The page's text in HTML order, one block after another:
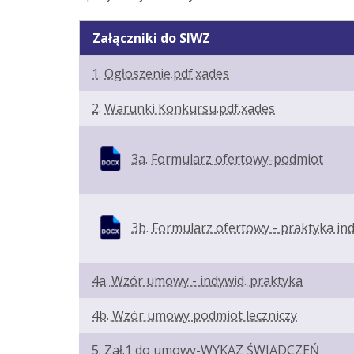
Załączniki do SIWZ
1. Ogłoszenie.pdf.xades
2. Warunki Konkursu.pdf.xades
3a. Formularz ofertowy-podmiot
3b. Formularz ofertowy - praktyka
4a. Wzór umowy - indywid. praktyka
4b. Wzór umowy podmiot leczniczy
5. Zał.1 do umowy-WYKAZ ŚWIADCZEŃ